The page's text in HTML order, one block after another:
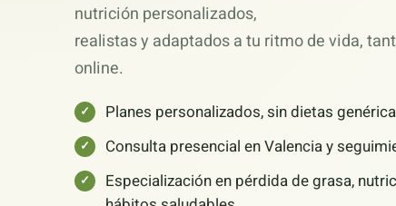
nutrición personalizados,
realistas y adaptados a tu ritmo de vida,
online.
Planes personalizados, sin dietas
Consulta presencial en Valencia y
Especialización en pérdida de grasa,